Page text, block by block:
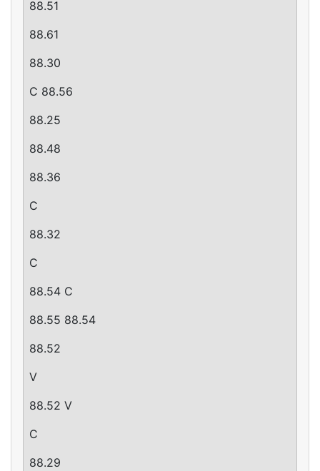
88.51
88.61
88.30
C 88.56
88.25
88.48
88.36
C
88.32
C
88.54 C
88.55 88.54
88.52
V
88.52 V
C
88.29